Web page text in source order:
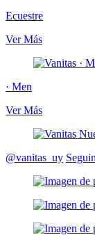
Ecuestre
Ver Más
· Men
Ver Más
@vanitas_uy